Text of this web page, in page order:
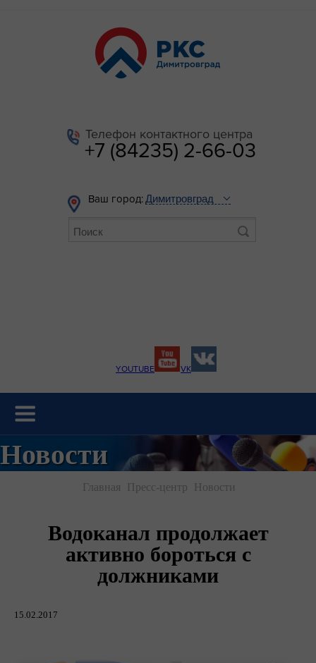
Телефон контактного центра
+7 (84235) 2-66-03
Ваш город:
YOUTUBE VK
Новости
Главная Пресс-центр Новости
Водоканал продолжает
активно бороться с
должниками
15.02.2017